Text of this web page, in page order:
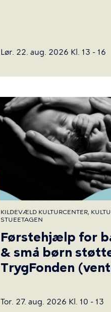
Lør. 22. aug. 2026 Kl. 13 - 16
KILDEVÆLD KULTURCENTER,
STUEETAGEN
Førstehjælp for
& små børn
TrygFonden
Tor. 27. aug. 2026 Kl. 10 - 13